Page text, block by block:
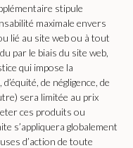
stipule
maximale envers
lié au site web ou à tout
par le biais du site web,
qui impose la
de négligence, de
sera limitée au prix
ces produits ou
s’appliquera globalement
d’action de toute